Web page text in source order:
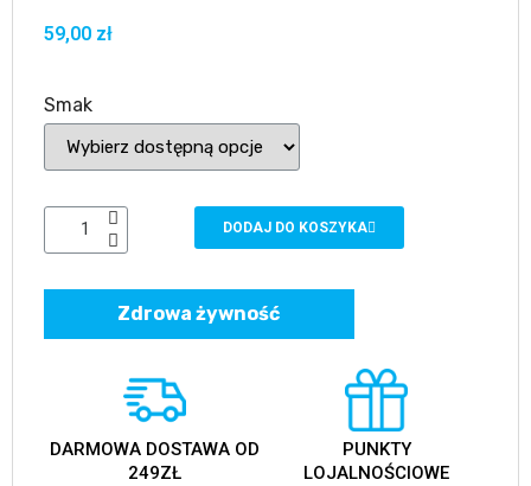
59,00 zł
Smak
DODAJ DO KOSZYKA
Zdrowa żywność
DARMOWA DOSTAWA OD
249ZŁ
PUNKTY
LOJALNOŚCIOWE